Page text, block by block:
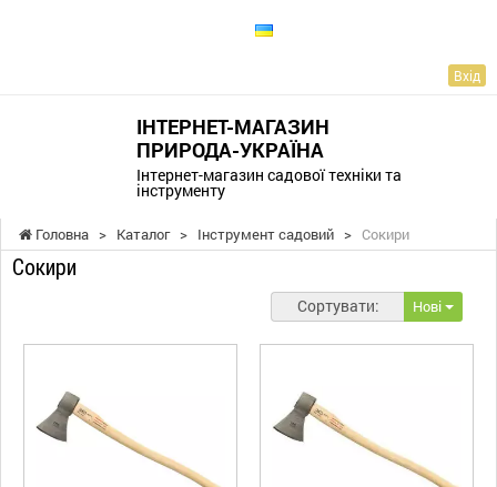
Вхід
ІНТЕРНЕТ-МАГАЗИН
ПРИРОДА-УКРАЇНА
Інтернет-магазин садової техніки та
інструменту
Головна > Каталог > Інструмент садовий > Сокири
Сокири
Сортувати: Нові